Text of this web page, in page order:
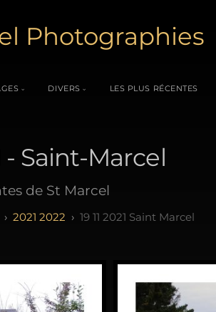
Photographies
DIVERS LES PLUS RÉCENTES
- Saint-Marcel
de St Marcel
2021 2022 19 11 2021 Saint Marcel